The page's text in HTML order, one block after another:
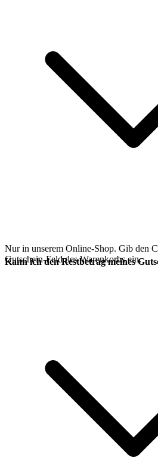
Nur in unserem Online-Shop. Gib den
Gutschein-Feld des Warenkorbs ein.
Kann ich den Restbetrag meines